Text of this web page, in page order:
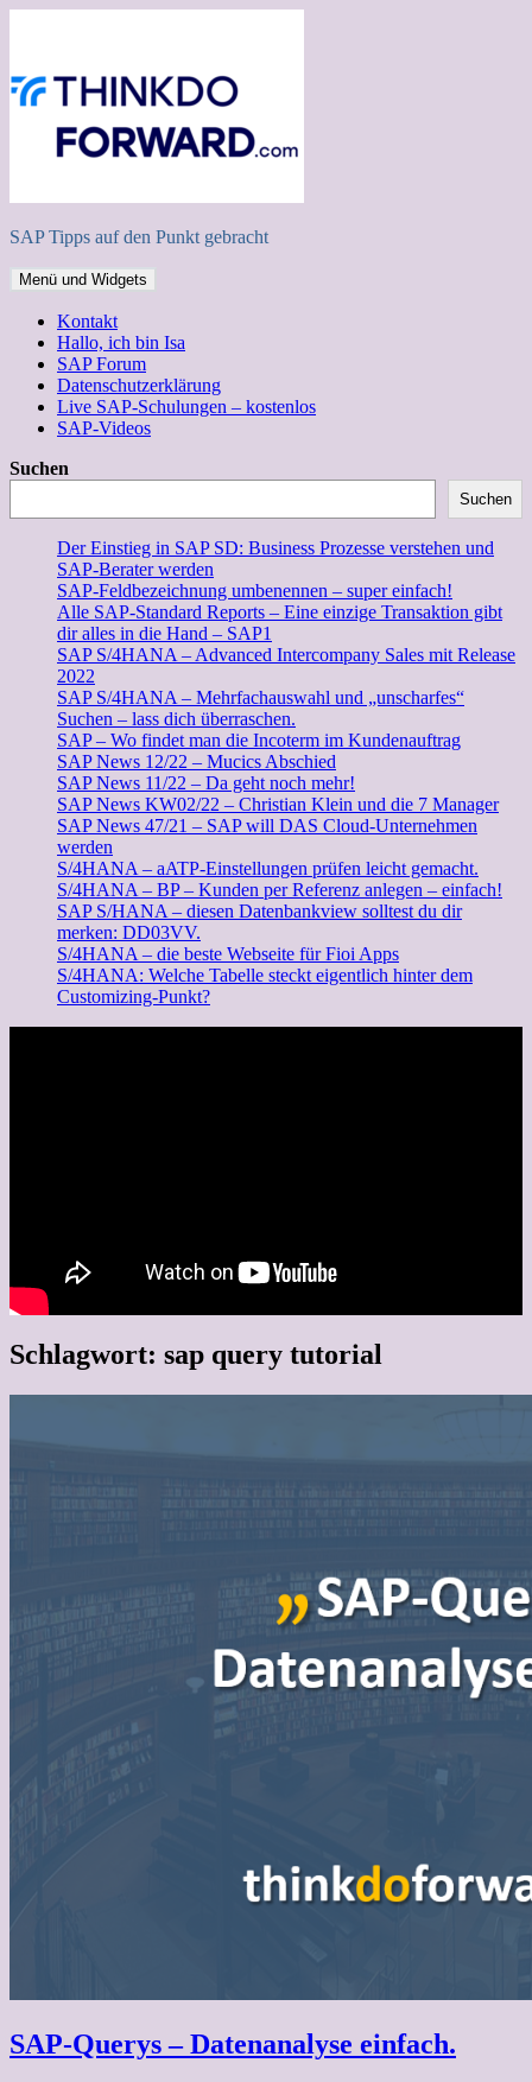
SAP Tipps auf den Punkt gebracht
Menü und Widgets
Kontakt
Hallo, ich bin Isa
SAP Forum
Datenschutzerklärung
Live SAP-Schulungen – kostenlos
SAP-Videos
Suchen
Suchen
Der Einstieg in SAP SD: Business Prozesse verstehen und
SAP-Berater werden
SAP-Feldbezeichnung umbenennen – super einfach!
Alle SAP-Standard Reports – Eine einzige Transaktion gibt
dir alles in die Hand – SAP1
SAP S/4HANA – Advanced Intercompany Sales mit Release
2022
SAP S/4HANA – Mehrfachauswahl und „unscharfes“
Suchen – lass dich überraschen.
SAP – Wo findet man die Incoterm im Kundenauftrag
SAP News 12/22 – Mucics Abschied
SAP News 11/22 – Da geht noch mehr!
SAP News KW02/22 – Christian Klein und die 7 Manager
SAP News 47/21 – SAP will DAS Cloud-Unternehmen
werden
S/4HANA – aATP-Einstellungen prüfen leicht gemacht.
S/4HANA – BP – Kunden per Referenz anlegen – einfach!
SAP S/HANA – diesen Datenbankview solltest du dir
merken: DD03VV.
S/4HANA – die beste Webseite für Fioi Apps
S/4HANA: Welche Tabelle steckt eigentlich hinter dem
Customizing-Punkt?
Schlagwort: sap query tutorial
SAP-Querys – Datenanalyse einfach.